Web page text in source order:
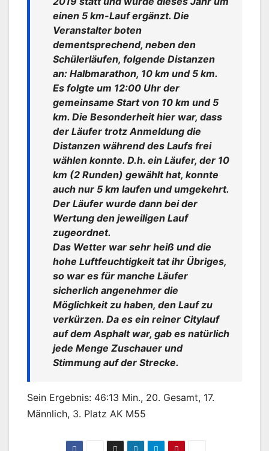
einen 5 km-Lauf ergänzt. Die
Veranstalter boten
dementsprechend, neben den
Schülerläufen, folgende Distanzen
an: Halbmarathon, 10 km und 5 km.
Es folgte um 12:00 Uhr der
gemeinsame Start von 10 km und 5
km. Die Besonderheit hier war, dass
der Läufer trotz Anmeldung die
Distanzen während des Laufs frei
wählen konnte. D.h. ein Läufer, der 10
km (2 Runden) gewählt hat, konnte
auch nur 5 km laufen und umgekehrt.
Der Läufer wurde dann bei der
Wertung den jeweiligen Lauf
zugeordnet.
Das Wetter war sehr heiß und die
hohe Luftfeuchtigkeit tat ihr Übriges,
so war es für manche Läufer
sicherlich angenehmer die
Möglichkeit zu haben, den Lauf zu
verkürzen. Da es ein reiner Citylauf
auf dem Asphalt war, gab es natürlich
jede Menge Zuschauer und
Stimmung auf der Strecke.
Sein Ergebnis: 46:13 Min., 20. Gesamt, 17.
Männlich, 3. Platz AK M55